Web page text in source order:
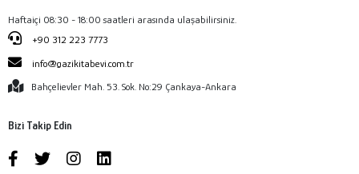
Haftaiçi 08:30 - 18:00 saatleri arasında ulaşabilirsiniz.
+90 312 223 7773
info@gazikitabevi.com.tr
Bahçelievler Mah. 53. Sok. No:29 Çankaya-Ankara
Bizi Takip Edin